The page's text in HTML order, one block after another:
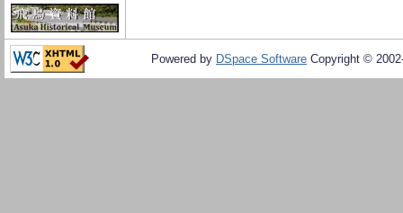
Powered by DSpace Software Copyright ©